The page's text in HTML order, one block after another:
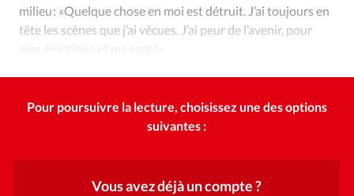
milieu : «Quelque chose en moi est détruit. J’ai toujours en
tête les scènes que j’ai vécues. J’ai peur de l’avenir, pour
mes émotions et ma santé»,
Pour poursuivre la lecture, choisissez une des options
suivantes :
Vous avez déjà un compte ?